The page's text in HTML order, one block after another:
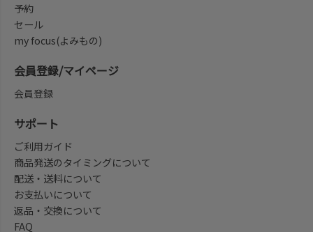
予約
セール
my focus(よみもの)
会員登録/マイページ
会員登録
サポート
ご利用ガイド
商品発送のタイミングについて
配送・送料について
お支払いについて
返品・交換について
FAQ